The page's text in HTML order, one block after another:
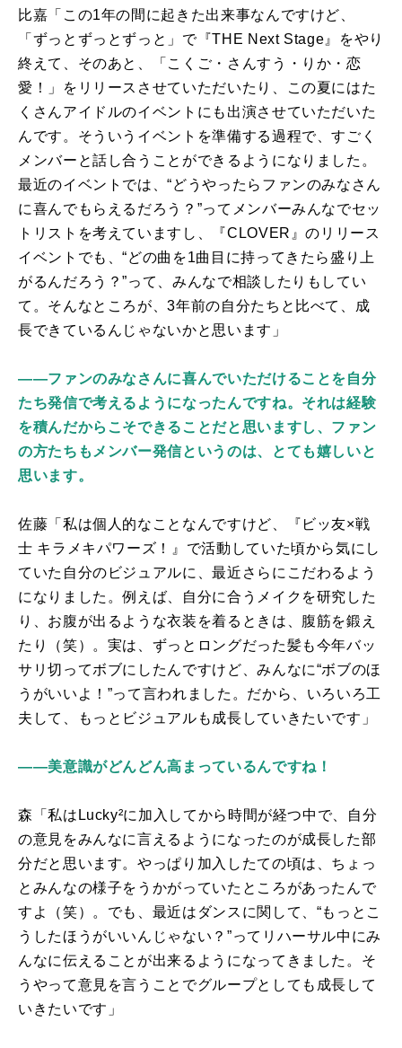
比嘉「この1年の間に起きた出来事なんですけど、
「ずっとずっとずっと」で『THE Next Stage 』をやり
終えて、そのあと、「こくご・さんすう・りか・恋
愛！」をリリースさせていただいたり、この夏にはた
くさんアイドルのイベントにも出演させていただいた
んです。そういうイベントを準備する過程で、すごく
メンバーと話し合うことができるようになりました。
最近のイベントでは、“どうやったらファンのみなさん
に喜んでもらえるだろう？”ってメンバーみんなでセッ
トリストを考えていますし、『CLOVER 』のリリース
イベントでも、“どの曲を1曲目に持ってきたら盛り上
がるんだろう？”って、みんなで相談したりもしてい
て。そんなところが、3年前の自分たちと比べて、成
長できているんじゃないかと思います」
――ファンのみなさんに喜んでいただけることを自分
たち発信で考えるようになったんですね。それは経験
を積んだからこそできることだと思いますし、ファン
の方たちもメンバー発信というのは、とても嬉しいと
思います。
佐藤「私は個人的なことなんですけど、『ビッ友×戦
士 キラメキパワーズ！』で活動していた頃から気にし
ていた自分のビジュアルに、最近さらにこだわるよう
になりました。例えば、自分に合うメイクを研究した
り、お腹が出るような衣装を着るときは、腹筋を鍛え
たり（笑）。実は、ずっとロングだった髪も今年バッ
サリ切ってボブにしたんですけど、みんなに“ボブのほ
うがいいよ！”って言われました。だから、いろいろ工
夫して、もっとビジュアルも成長していきたいです」
――美意識がどんどん高まっているんですね！
森「私は Lucky²に加入してから時間が経つ中で、自分
の意見をみんなに言えるようになったのが成長した部
分だと思います。やっぱり加入したての頃は、ちょっ
とみんなの様子をうかがっていたところがあったんで
すよ（笑）。でも、最近はダンスに関して、“もっとこ
うしたほうがいいんじゃない？”ってリハーサル中にみ
んなに伝えることが出来るようになってきました。そ
うやって意見を言うことでグループとしても成長して
いきたいです」